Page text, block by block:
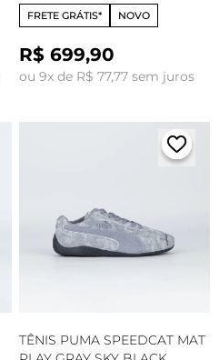
FRETE GRÁTIS* NOVO
R$ 699,90
ou 9x de R$ 77,77 sem juros
TÊNIS PUMA SPEEDCAT MAT